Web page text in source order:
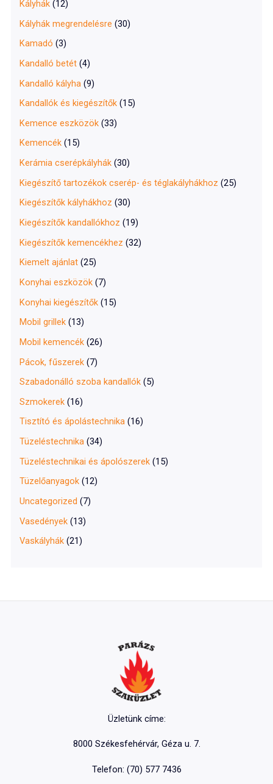
Kályhák (12)
Kályhák megrendelésre (30)
Kamadó (3)
Kandalló betét (4)
Kandalló kályha (9)
Kandallók és kiegészítők (15)
Kemence eszközök (33)
Kemencék (15)
Kerámia cserépkályhák (30)
Kiegészítő tartozékok cserép- és téglakályhákhoz (25)
Kiegészítők kályhákhoz (30)
Kiegészítők kandallókhoz (19)
Kiegészítők kemencékhez (32)
Kiemelt ajánlat (25)
Konyhai eszközök (7)
Konyhai kiegészítők (15)
Mobil grillek (13)
Mobil kemencék (26)
Pácok, fűszerek (7)
Szabadonálló szoba kandallók (5)
Szmokerek (16)
Tisztító és ápolástechnika (16)
Tüzeléstechnika (34)
Tüzeléstechnikai és ápolószerek (15)
Tüzelőanyagok (12)
Uncategorized (7)
Vasedények (13)
Vaskályhák (21)
Üzletünk címe:
8000 Székesfehérvár, Géza u. 7.
Telefon: (70) 577 7436